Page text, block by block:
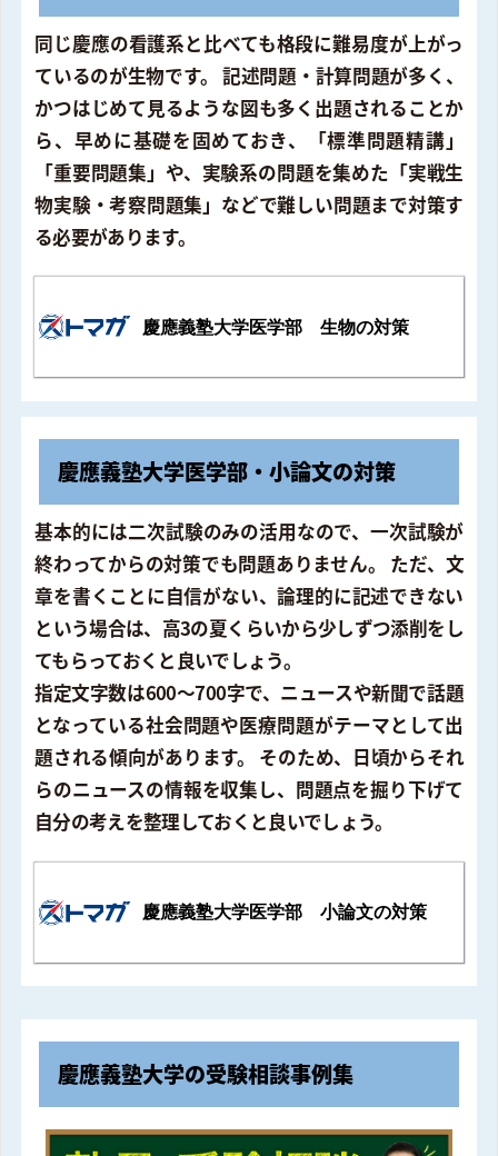
同じ慶應の看護系と比べても格段に難易度が上がっ
ているのが生物です。 記述問題・計算問題が多く、
かつはじめて見るような図も多く出題されることか
ら、早めに基礎を固めておき、「標準問題精講」
「重要問題集」や、実験系の問題を集めた「実戦生
物実験・考察問題集」などで難しい問題まで対策す
る必要があります。
慶應義塾大学医学部 生物の対策
慶應義塾大学医学部・小論文の対策
基本的には二次試験のみの活用なので、一次試験が
終わってからの対策でも問題ありません。 ただ、文
章を書くことに自信がない、論理的に記述できない
という場合は、高3の夏くらいから少しずつ添削をし
てもらっておくと良いでしょう。
指定文字数は600～700字で、ニュースや新聞で話題
となっている社会問題や医療問題がテーマとして出
題される傾向があります。 そのため、日頃からそれ
らのニュースの情報を収集し、問題点を掘り下げて
自分の考えを整理しておくと良いでしょう。
慶應義塾大学医学部 小論文の対策
慶應義塾大学の受験相談事例集